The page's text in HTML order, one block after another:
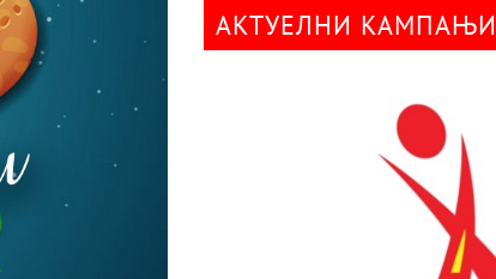
АКТУЕЛНИ КАМПАЊИ